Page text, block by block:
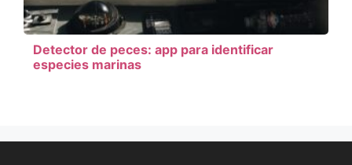
Detector de peces: app para identificar
especies marinas